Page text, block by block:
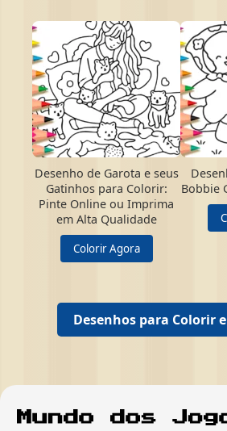
Desenho de Garota e seus
Gatinhos para Colorir:
Pinte Online ou Imprima
em Alta Qualidade
Colorir Agora
Bobbie
Desenhos para Colorir